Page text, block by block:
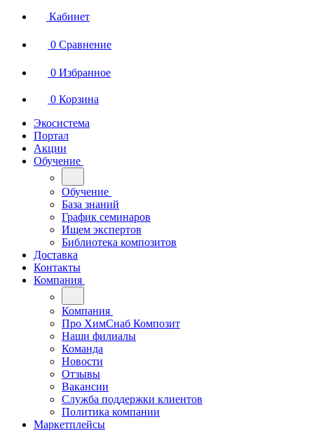
Кабинет
0 Сравнение
0 Избранное
0 Корзина
Экосистема
Портал
Акции
Обучение
Обучение
База знаний
График семинаров
Ищем экспертов
Библиотека композитов
Доставка
Контакты
Компания
Компания
Про ХимСнаб Композит
Наши филиалы
Команда
Новости
Отзывы
Вакансии
Служба поддержки клиентов
Политика компании
Маркетплейсы